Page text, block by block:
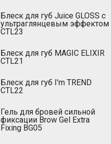
Блеск для губ Juice GLOSS с
ультраглянцевым эффектом
CTL23
Блеск для губ MAGIC ELIXIR
CTL21
Блеск для губ I'm TREND
CTL22
Гель для бровей сильной
фиксации Brow Gel Extra
Fixing BG05